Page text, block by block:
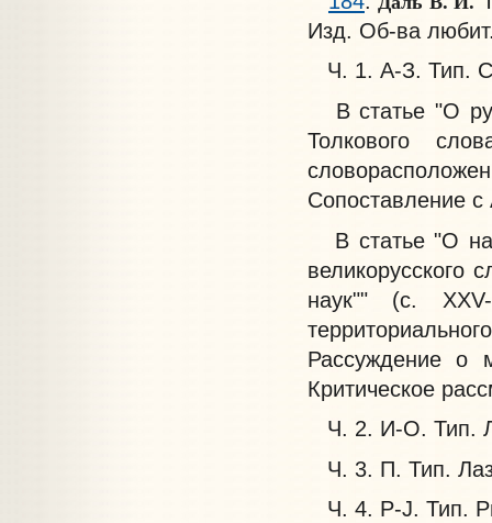
Изд. Об-ва
Ч. 1. А-З. Тип.
В статье "О
Толкового
Сопоставление
В статье "О
великорусского
наук"" (с.
Рассуждение о
Критическое
Ч. 2. И-О. Тип.
Ч. 3. П. Тип.
Ч. 4. Р-J. Тип.